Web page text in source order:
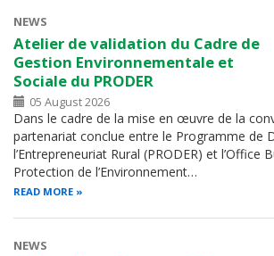
NEWS
Atelier de validation du Cadre de
Gestion Environnementale et
Sociale du PRODER
05 August 2026
Dans le cadre de la mise en œuvre de la
partenariat conclue entre le Programme de
l’Entrepreneuriat Rural (PRODER) et l’Office
Protection de l’Environnement…
READ MORE
NEWS